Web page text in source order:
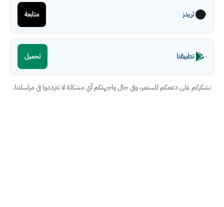
ثريدز متابعة
تطبيقنا تحميل
نشكركم على دعمكم المستمر، وفي حال واجهتكم أي مشكلة لا تترددوا في مراسلتنا.